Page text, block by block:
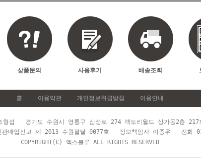
상품문의 사용후기 배송조회
홈 이용약관 개인정보취급방침 이용안내
섭 경기도 수원시 영통구 삼성로 274 팩토리월드 상가동2층 217
매업신고 제 2013-수원팔달-0077호 정보책임자 이종우 전
COPYRIGHT(C) 엑스블루 ALL RIGHTS RESERVED